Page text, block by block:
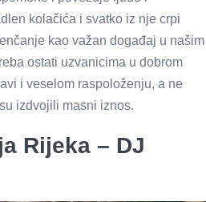
kolačića i svatko iz nje crpi
kao važan događaj u našim
ostati uzvanicima u dobrom
i veselom raspoloženju, a ne
izdvojili masni iznos.
Rijeka – DJ